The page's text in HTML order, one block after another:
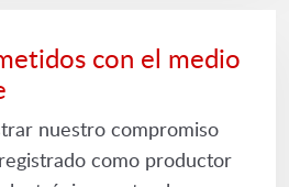
con el medio
nuestro compromiso
como productor